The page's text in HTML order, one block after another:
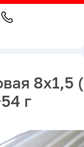
8х1,5
г